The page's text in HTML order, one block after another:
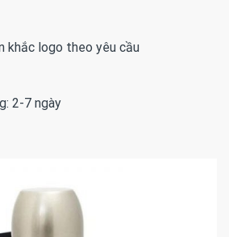
khắc logo theo yêu cầu
2-7 ngày